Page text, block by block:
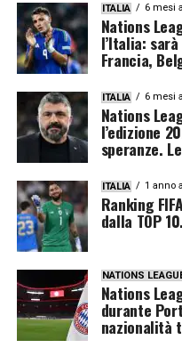
ITALIA 6 mesi
Nations
l’Italia:
Francia,
ITALIA 6 mesi
Nations
l’edizione
speranze.
ITALIA 1 anno
Ranking
dalla TOP
NATIONS
Nations
durante
nazionalità